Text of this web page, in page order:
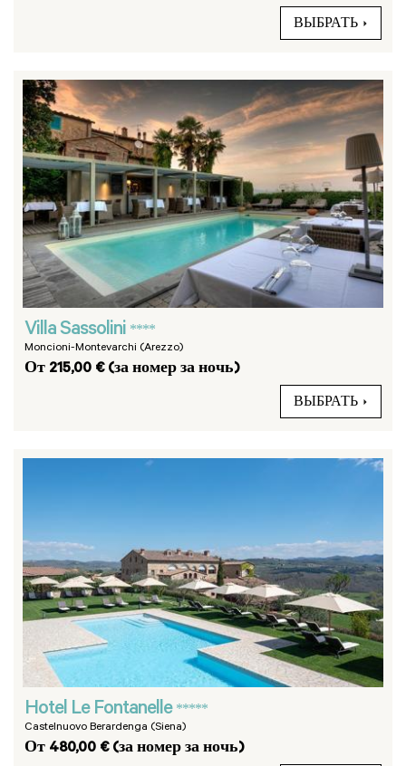
ВЫБРАТЬ
Villa Sassolini ****
Moncioni-Montevarchi (Arezzo)
От 215,00 € (за номер за ночь)
ВЫБРАТЬ
Hotel Le Fontanelle *****
Castelnuovo Berardenga (Siena)
От 480,00 € (за номер за ночь)